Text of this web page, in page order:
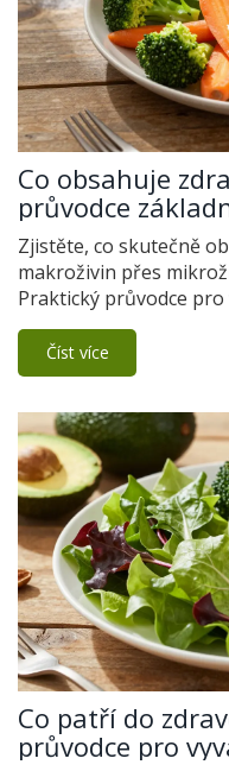
Co obsahuje
průvodce
rok 2026
Zjistěte, co skutečně
makroživin přes
Praktický průvodce pro
Číst více
Co patří do
průvodce pro